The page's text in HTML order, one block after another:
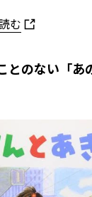
む
とのない「あ